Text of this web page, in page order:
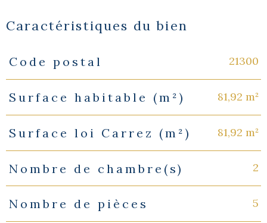
Caractéristiques du bien
Caractéristiques Valeurs
Code postal 21300
Surface habitable (m²) 81,92 m²
Surface loi Carrez (m²) 81,92 m²
Nombre de chambre(s) 2
Nombre de pièces 5